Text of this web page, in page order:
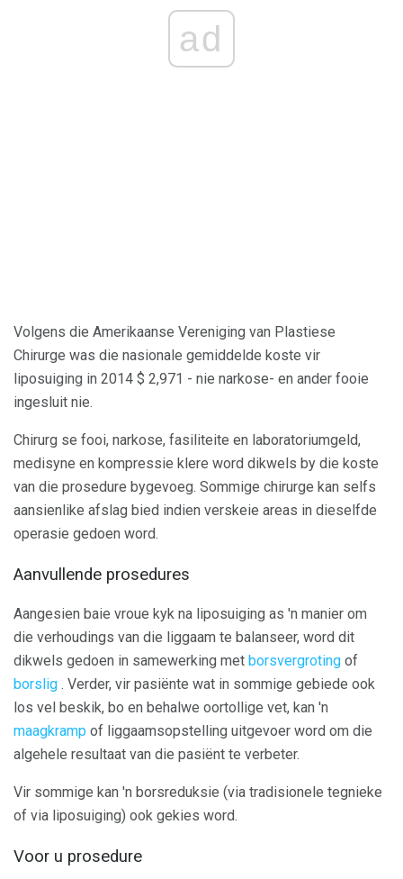
ad
Volgens die Amerikaanse Vereniging van Plastiese
Chirurge was die nasionale gemiddelde koste vir
liposuiging in 2014 $ 2,971 - nie narkose- en ander fooie
ingesluit nie.
Chirurg se fooi, narkose, fasiliteite en laboratoriumgeld,
medisyne en kompressie klere word dikwels by die koste
van die prosedure bygevoeg. Sommige chirurge kan selfs
aansienlike afslag bied indien verskeie areas in dieselfde
operasie gedoen word.
Aanvullende prosedures
Aangesien baie vroue kyk na liposuiging as 'n manier om
die verhoudings van die liggaam te balanseer, word dit
dikwels gedoen in samewerking met borsvergroting of
borslig . Verder, vir pasiënte wat in sommige gebiede ook
los vel beskik, bo en behalwe oortollige vet, kan 'n
maagkramp of liggaamsopstelling uitgevoer word om die
algehele resultaat van die pasiënt te verbeter.
Vir sommige kan 'n borsreduksie (via tradisionele tegnieke
of via liposuiging) ook gekies word.
Voor u prosedure